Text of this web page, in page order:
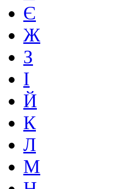
Є
Ж
З
І
Й
К
Л
М